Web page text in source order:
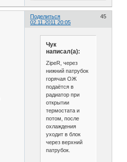
Поделиться
45
02.11.2011 20:05
Чук
написал(а):
ZipeR, через
нижний патрубок
горячая ОЖ
подаётся в
радиатор при
открытии
термостата и
потом, после
охлаждения
уходит в блок
через верхний
патрубок.